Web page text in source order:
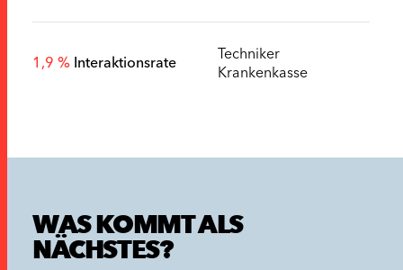
1,9 % Interaktionsrate
Techniker
Krankenkasse
WAS KOMMT ALS
NÄCHSTES?